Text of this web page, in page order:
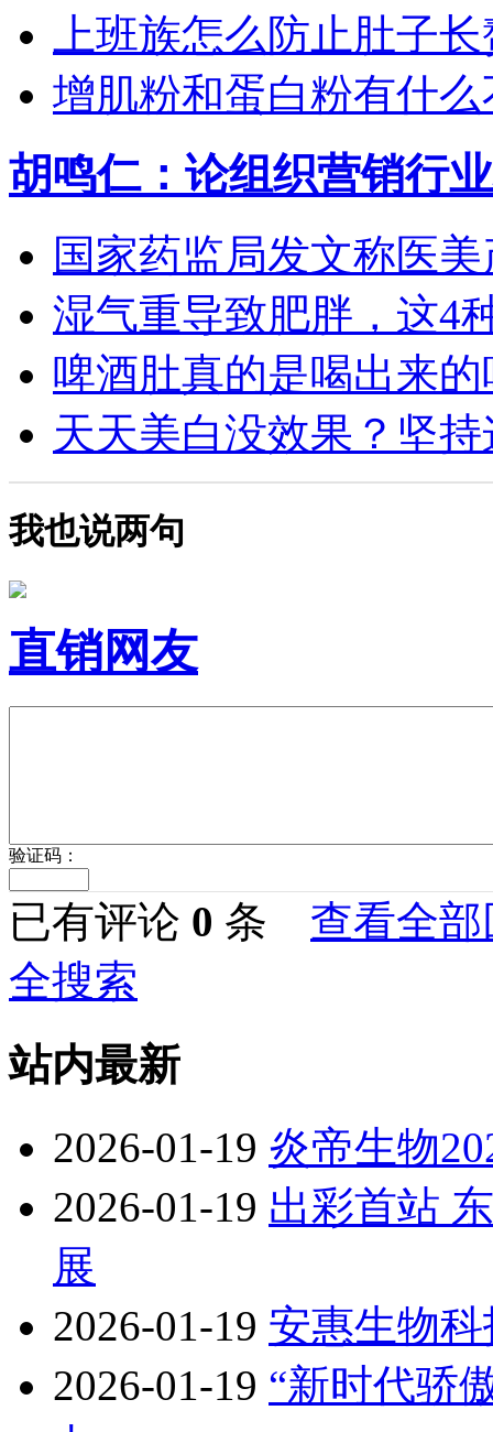
上班族怎么防止肚子
增肌粉和蛋白粉有什么
胡鸣仁：论组织营销行
国家药监局发文称医
湿气重导致肥胖，这4
啤酒肚真的是喝出来的
天天美白没效果？坚持
我也说两句
直销网友
验证码：
已有评论 0 条 查看全部
全搜索
站内最新
2026-01-19 炎帝生物
2026-01-19 出彩首站
展
2026-01-19 安惠生物
2026-01-19 “新时代骄